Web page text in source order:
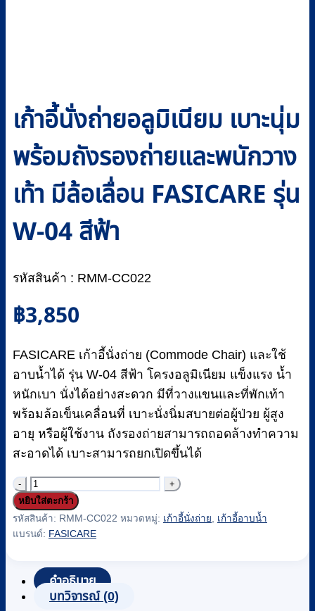
เก้าอี้นั่งถ่ายอลูมิเนียม เบาะนุ่ม
พร้อมถังรองถ่ายและพนักวาง
เท้า มีล้อเลื่อน FASICARE รุ่น
W-04 สีฟ้า
รหัสสินค้า : RMM-CC022
฿3,850
FASICARE เก้าอี้นั่งถ่าย (Commode Chair) และใช้
อาบน้ำได้ รุ่น W-04 สีฟ้า โครงอลูมิเนียม แข็งแรง น้ำ
หนักเบา นั่งได้อย่างสะดวก มีที่วางแขนและที่พักเท้า
พร้อมล้อเข็นเคลื่อนที่ เบาะนั่งนิ่มสบายต่อผู้ป่วย ผู้สูง
อายุ หรือผู้ใช้งาน ถังรองถ่ายสามารถถอดล้างทำความ
สะอาดได้ เบาะสามารถยกเปิดขึ้นได้
จำนวน
เก้าอี้
นั่ง
มิ
เนียม
หยิบใส่ตะกร้า
รหัสสินค้า: RMM-CC022 หมวดหมู่: เก้าอี้นั่งถ่าย
เก้าอี้อาบน้ำ
แบรนด์: FASICARE
คำอธิบาย
บทวิจารณ์ (0)